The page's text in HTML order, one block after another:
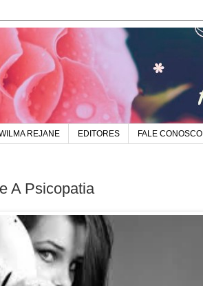
REJANE EDITORES FALE CONOSCO
A Psicopatia